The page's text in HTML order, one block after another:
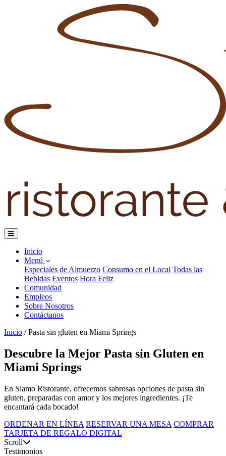
Inicio
Menú
Especiales de Almuerzo Consumo en el Local Todas las
Bebidas Eventos Hora Feliz
Comunidad
Empleos
Sobre Nosotros
Contáctanos
Inicio / Pasta sin gluten en Miami Springs
Descubre la Mejor Pasta sin Gluten en
Miami Springs
En Siamo Ristorante, ofrecemos sabrosas opciones de pasta sin
gluten, preparadas con amor y los mejores ingredientes. ¡Te
encantará cada bocado!
ORDENAR EN LÍNEA RESERVAR UNA MESA COMPRAR
TARJETA DE REGALO DIGITAL
Scroll
Testimonios